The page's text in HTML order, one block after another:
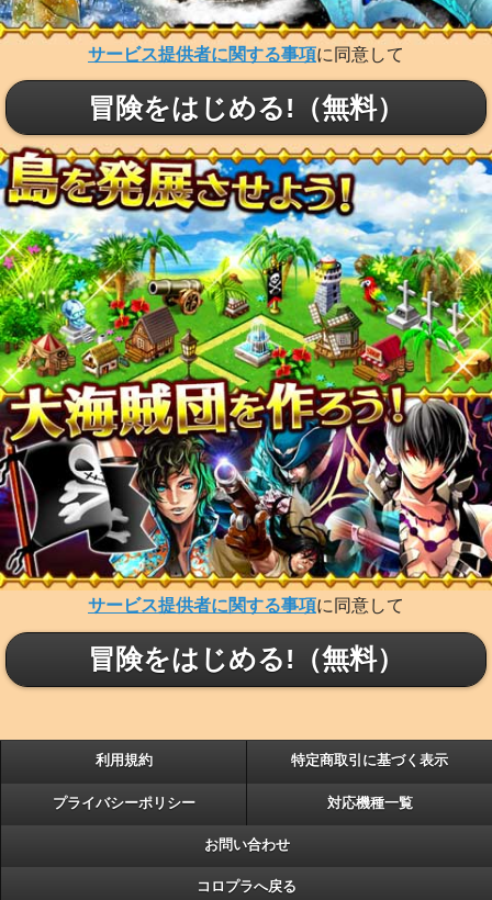
サービス提供者に関する事項に同意して
冒険をはじめる!（無料）
サービス提供者に関する事項に同意して
冒険をはじめる!（無料）
利用規約 特定商取引に基づく表示
プライバシーポリシー 対応機種一覧
お問い合わせ
コロプラへ戻る